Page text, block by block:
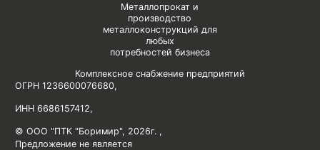
Металлопрокат и
производство
металлоконструкций для
любых
потребностей бизнеса
Комплексное снабжение предприятий
ОГРН 1236600076680,
ИНН 6686157412,
© ООО "ПТК "Боримир", 2026г. ,
Предложение не является